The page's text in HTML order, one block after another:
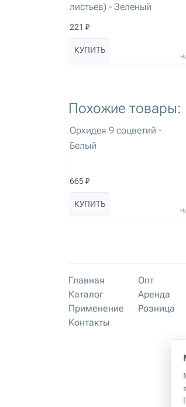
листьев) - Зеленый
221 ₽
КУПИТЬ
Похожие товары:
артикул: 3045
Орхидея 9 соцветий -
Белый
665 ₽
КУПИТЬ
Главная
Каталог
Применение
Контакты
Опт
Аренда
Розница